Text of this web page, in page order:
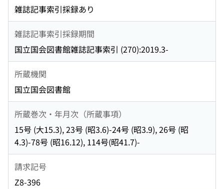
雑誌記事索引採録あり
雑誌記事索引採録期間
国立国会図書館雑誌記事索引 (270):2019.3-
所蔵機関
国立国会図書館
所蔵巻次・年月次（所蔵事項）
15号 (大15.3), 23号 (昭3.6)-24号 (昭3.9), 26号 (昭
4.3)-78号 (昭16.12), 114号(昭41.7)-
請求記号
Z8-396